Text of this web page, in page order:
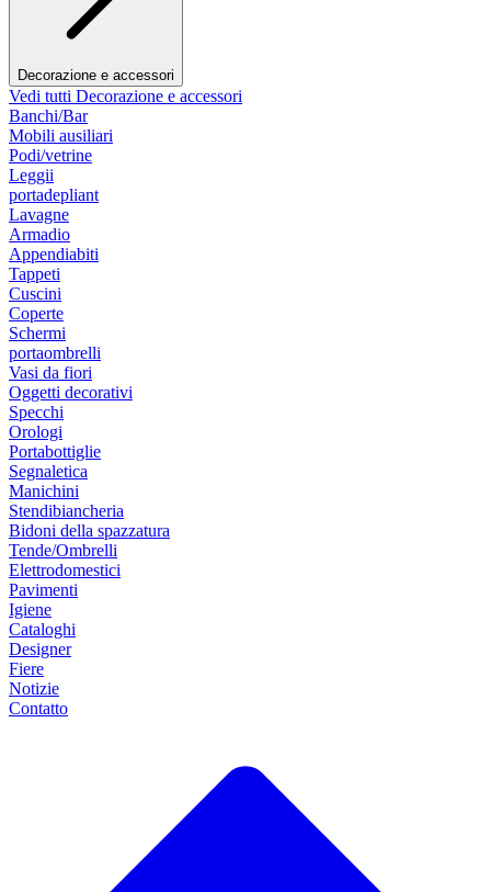
Decorazione e accessori
Vedi tutti Decorazione e accessori
Banchi/Bar
Mobili ausiliari
Podi/vetrine
Leggii
portadepliant
Lavagne
Armadio
Appendiabiti
Tappeti
Cuscini
Coperte
Schermi
portaombrelli
Vasi da fiori
Oggetti decorativi
Specchi
Orologi
Portabottiglie
Segnaletica
Manichini
Stendibiancheria
Bidoni della spazzatura
Tende/Ombrelli
Elettrodomestici
Pavimenti
Igiene
Cataloghi
Designer
Fiere
Notizie
Contatto